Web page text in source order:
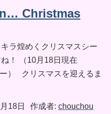
Christmas
ラ煌めくクリスマスシー
！ （10月18日現在
） クリスマスを迎えるま
18日 作成者: chouchou